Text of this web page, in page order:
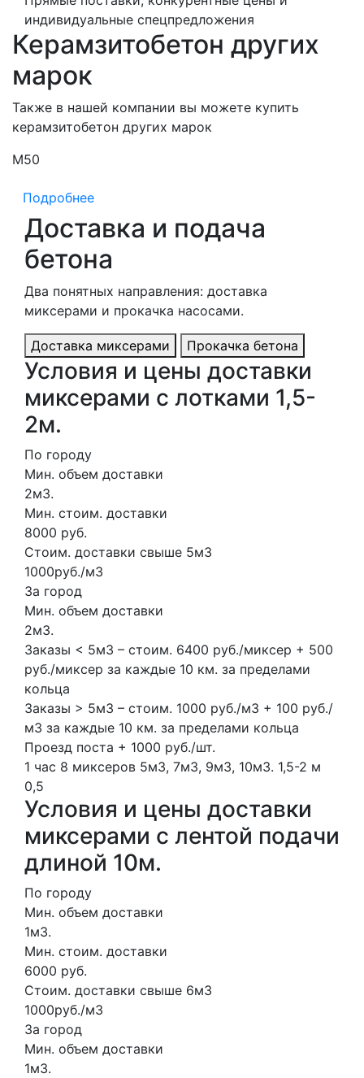
индивидуальные спецпредложения
Керамзитобетон других
марок
Также в нашей компании вы можете купить
керамзитобетон других марок
М50
Подробнее
Доставка и подача
бетона
Два понятных направления: доставка
миксерами и прокачка насосами.
Доставка миксерами Прокачка бетона
Условия и цены доставки
миксерами с лотками 1,5-
2м.
По городу
Мин. объем доставки
2м3.
Мин. стоим. доставки
8000 руб.
Стоим. доставки свыше 5м3
1000руб./м3
За город
Мин. объем доставки
2м3.
Заказы < 5м3 – стоим. 6400 руб./миксер + 500
руб./миксер за каждые 10 км. за пределами
кольца
Заказы > 5м3 – стоим. 1000 руб./м3 + 100 руб./
м3 за каждые 10 км. за пределами кольца
Проезд поста + 1000 руб./шт.
1 час 8 миксеров 5м3, 7м3, 9м3, 10м3. 1,5-2 м
0,5
Условия и цены доставки
миксерами с лентой подачи
длиной 10м.
По городу
Мин. объем доставки
1м3.
Мин. стоим. доставки
6000 руб.
Стоим. доставки свыше 6м3
1000руб./м3
За город
Мин. объем доставки
1м3.